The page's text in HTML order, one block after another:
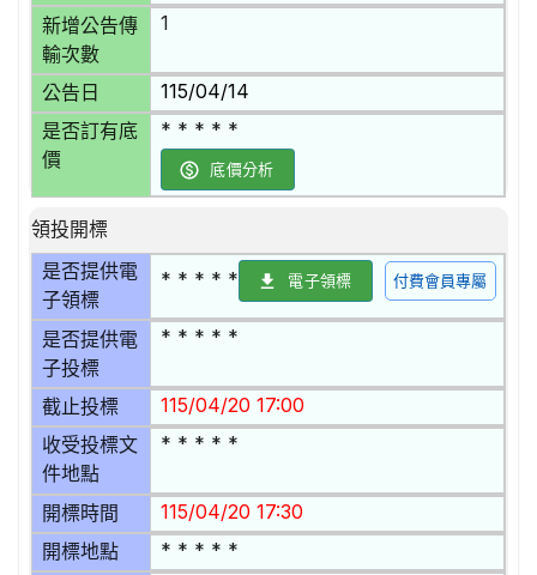
新增公告傳
輸次數
1
公告日 115/04/14
是否訂有底
價
* * * * *
底價分析
領投開標
是否提供電
子領標
* * * * * 電子領標 付費會員專屬
是否提供電
子投標
* * * * *
截止投標 115/04/20 17:00
收受投標文
件地點
* * * * *
開標時間 115/04/20 17:30
開標地點 * * * * *